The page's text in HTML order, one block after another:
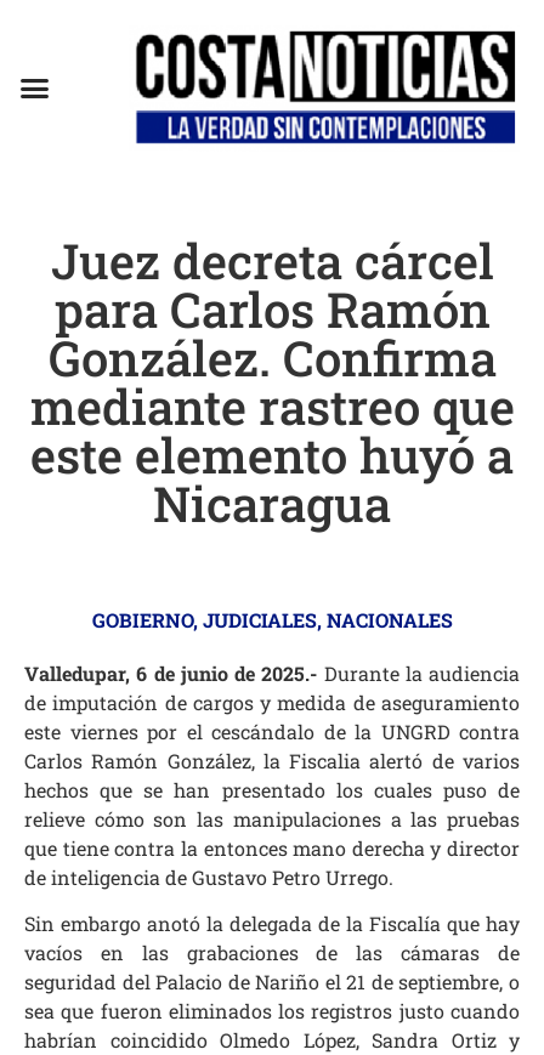
Juez decreta cárcel
para Carlos Ramón
González. Confirma
mediante rastreo que
este elemento huyó a
Nicaragua
GOBIERNO,JUDICIALES,NACIONALES
Valledupar, 6 de junio de 2025.- Durante la audiencia
de imputación de cargos y medida de aseguramiento
este viernes por el cescándalo de la UNGRD contra
Carlos Ramón González, la Fiscalia alertó de varios
hechos que se han presentado los cuales puso de
relieve cómo son las manipulaciones a las pruebas
que tiene contra la entonces mano derecha y director
de inteligencia de Gustavo Petro Urrego.
Sin embargo anotó la delegada de la Fiscalía que hay
vacíos en las grabaciones de las cámaras de
seguridad del Palacio de Nariño el 21 de septiembre, o
sea que fueron eliminados los registros justo cuando
habrían coincidido Olmedo López, Sandra Ortiz y